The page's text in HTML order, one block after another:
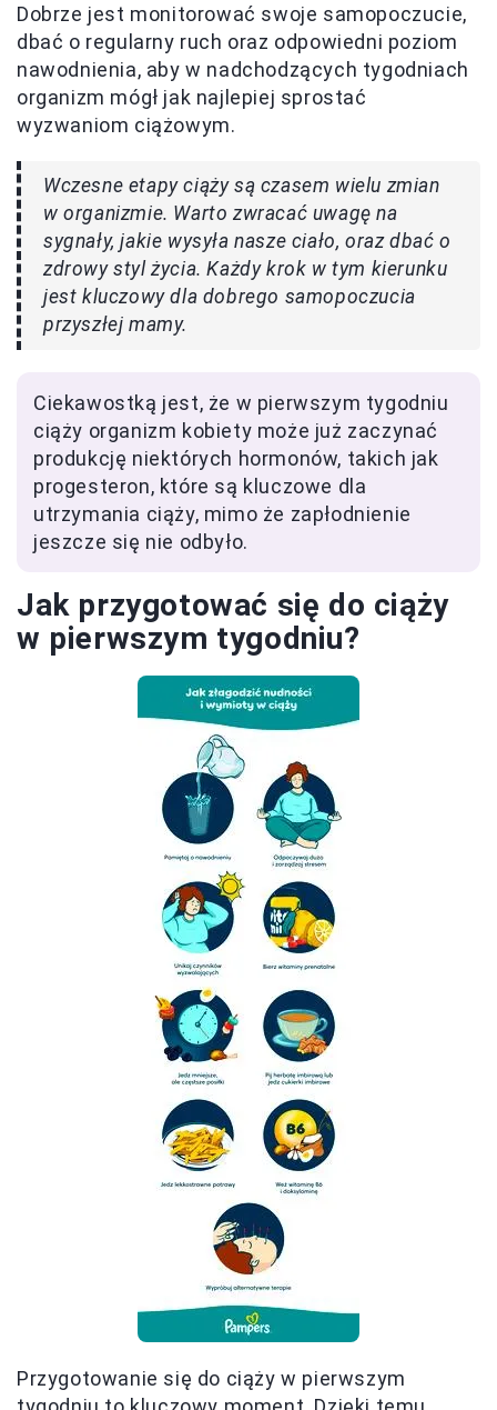
Dobrze jest monitorować swoje samopoczucie,
dbać o regularny ruch oraz odpowiedni poziom
nawodnienia, aby w nadchodzących tygodniach
organizm mógł jak najlepiej sprostać
wyzwaniom ciążowym.
Wczesne etapy ciąży są czasem wielu zmian
w organizmie. Warto zwracać uwagę na
sygnały, jakie wysyła nasze ciało, oraz dbać o
zdrowy styl życia. Każdy krok w tym kierunku
jest kluczowy dla dobrego samopoczucia
przyszłej mamy.
Ciekawostką jest, że w pierwszym tygodniu
ciąży organizm kobiety może już zaczynać
produkcję niektórych hormonów, takich jak
progesteron, które są kluczowe dla
utrzymania ciąży, mimo że zapłodnienie
jeszcze się nie odbyło.
Jak przygotować się do ciąży
w pierwszym tygodniu?
Przygotowanie się do ciąży w pierwszym